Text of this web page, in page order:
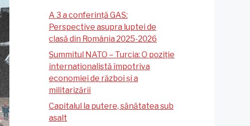
A 3 a conferință GAS:
Perspective asupra luptei de
clasă din România 2025-2026
Summitul NATO – Turcia: O poziție
internaționalistă împotriva
economiei de război și a
militarizării
Capitalul la putere, sănătatea sub
asalt